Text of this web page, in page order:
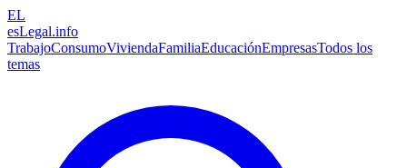
EL
esLegal.info
TrabajoConsumoViviendaFamiliaEducaciónEmpresasTodos los
temas